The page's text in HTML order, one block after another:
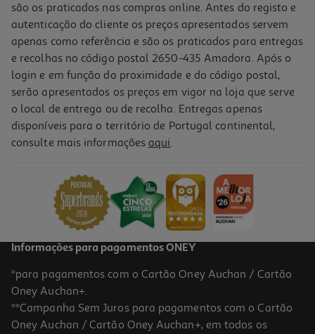
são os praticados nas compras online. Antes do registo e
autenticação do cliente os preços apresentados servem
apenas como referência e são os praticados para entregas
e recolhas no código postal 2650-435 Amadora. Após o
login e em função da proximidade e do código postal,
serão apresentados os preços em vigor na loja que serve
o local de entrega ou de recolha. Entregas apenas
disponíveis para o território de Portugal continental,
consulte mais informações aqui.
Informações para pagamentos ONEY
*para pagamentos com o Cartão Oney Auchan / Cartão
Oney Auchan+.
**Campanha Sem Juros para pagamentos com o Cartão
Oney Auchan / Cartão Oney Auchan+, em todos os